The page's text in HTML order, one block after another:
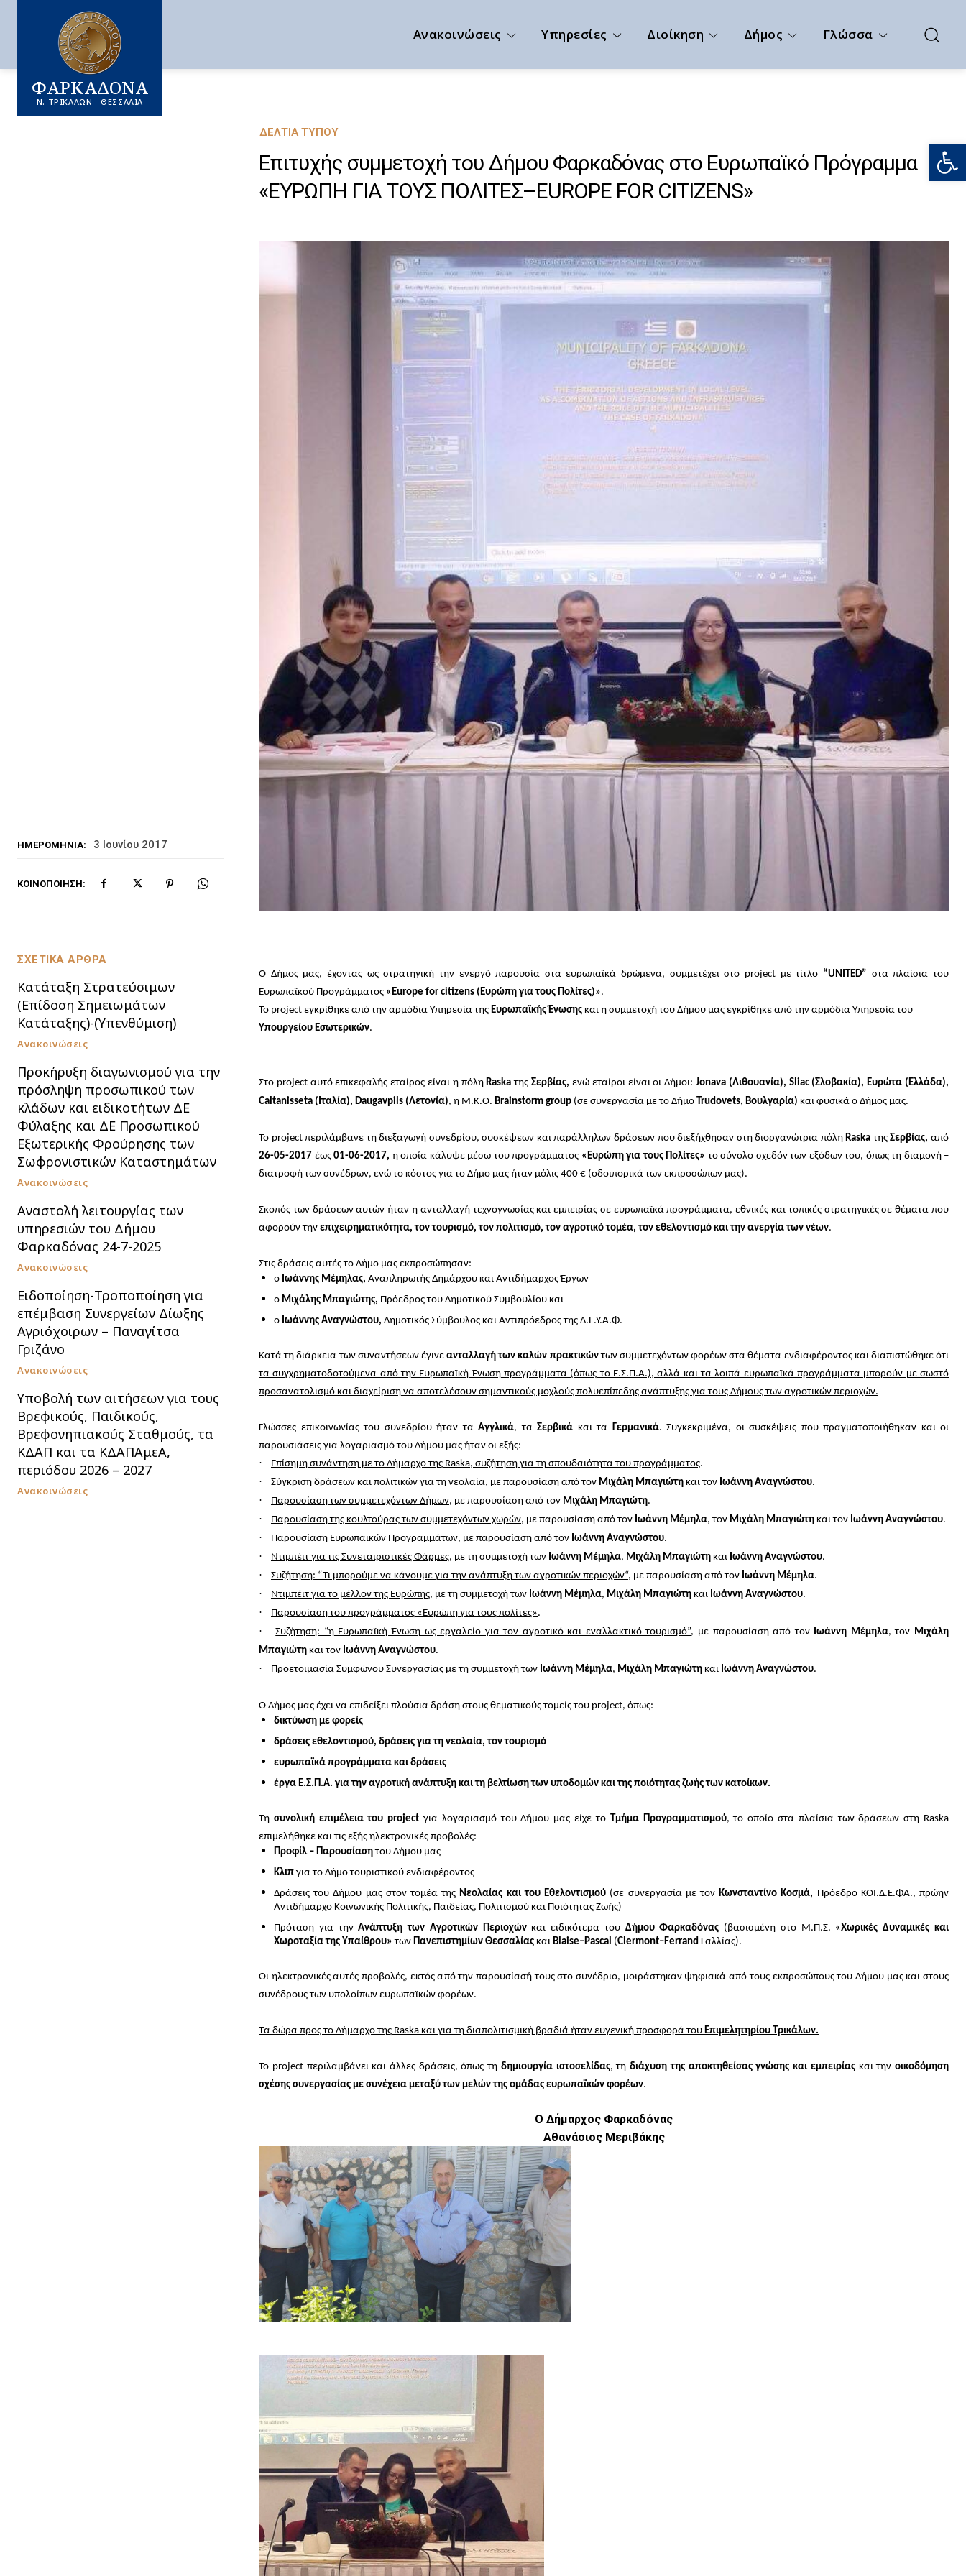
ΦΑΡΚΑΔΟΝΑ
Ν. ΤΡΙΚΑΛΩΝ - ΘΕΣΣΑΛΙΑ
Ανακοινώσεις Υπηρεσίες Διοίκηση Δήμος Γλώσσα
ΗΜΕΡΟΜΗΝΊΑ: 3 Ιουνίου 2017
ΚΟΙΝΟΠΟΊΗΣΗ:
ΔΕΛΤΊΑ ΤΎΠΟΥ
Επιτυχής συμμετοχή του Δήμου Φαρκαδόνας στο Ευρωπαϊκό Πρόγραμμα
«ΕΥΡΩΠΗ ΓΙΑ ΤΟΥΣ ΠΟΛΙΤΕΣ–EUROPE FOR CITIZENS»
ΣΧΕΤΙΚΑ ΑΡΘΡΑ
Κατάταξη Στρατεύσιμων
(Επίδοση Σημειωμάτων
Κατάταξης)-(Υπενθύμιση)
Ανακοινώσεις
Προκήρυξη διαγωνισμού για την
πρόσληψη προσωπικού των
κλάδων και ειδικοτήτων ΔΕ
Φύλαξης και ΔΕ Προσωπικού
Εξωτερικής Φρούρησης των
Σωφρονιστικών Καταστημάτων
Ανακοινώσεις
Αναστολή λειτουργίας των
υπηρεσιών του Δήμου
Φαρκαδόνας 24-7-2025
Ανακοινώσεις
Ειδοποίηση-Τροποποίηση για
επέμβαση Συνεργείων Δίωξης
Αγριόχοιρων – Παναγίτσα
Γριζάνο
Ανακοινώσεις
Υποβολή των αιτήσεων για τους
Βρεφικούς, Παιδικούς,
Βρεφονηπιακούς Σταθμούς, τα
ΚΔΑΠ και τα ΚΔΑΠΑμεΑ,
περιόδου 2026 – 2027
Ανακοινώσεις
Ο Δήμος μας, έχοντας ως στρατηγική την ενεργό παρουσία στα ευρωπαϊκά δρώμενα, συμμετέχει στο project με τίτλο “UNITED” στα πλαίσια του
Ευρωπαϊκού Προγράμματος « Europe for citizens (Ευρώπη για τους Πολίτες)».
Το project εγκρίθηκε από την αρμόδια Υπηρεσία της Ευρωπαϊκής Ένωσης και η συμμετοχή του Δήμου μας εγκρίθηκε από την αρμόδια Υπηρεσία του
Υπουργείου Εσωτερικών.
Στο projectαυτό επικεφαλής εταίρος είναι η πόλη RaskaτηςΣερβίας, ενώ εταίροι είναι οι Δήμοι: Jonava (Λιθουανία), Sliac (Σλοβακία), Ευρώτα (Ελλάδα),
Caltanisseta (Ιταλία), Daugavpils (Λετονία), η Μ.Κ.Ο. Brainstorm group (σε συνεργασία με το Δήμο Trudovets, Βουλγαρία) και φυσικά ο Δήμος μας.
Το projectπεριλάμβανε τη διεξαγωγή συνεδρίου, συσκέψεων και παράλληλων δράσεων που διεξήχθησαν στη διοργανώτρια πόλη Raska τηςΣερβίας,από
26-05-2017 έως 01-06-2017, η οποία κάλυψε μέσω του προγράμματος «Ευρώπη για τους Πολίτες»το σύνολο σχεδόν των εξόδων του, όπως τη διαμονή –
διατροφή των συνέδρων, ενώ το κόστος για το Δήμο μας ήταν μόλις 400 € (οδοιπορικά των εκπροσώπων μας).
Σκοπός των δράσεων αυτών ήταν η ανταλλαγή τεχνογνωσίας και εμπειρίας σε ευρωπαϊκά προγράμματα, εθνικές και τοπικές στρατηγικές σε θέματα που
αφορούν την επιχειρηματικότητα, τον τουρισμό, τον πολιτισμό, τον αγροτικό τομέα, τον εθελοντισμό και την ανεργία των νέων.
Στις δράσεις αυτές το Δήμο μας εκπροσώπησαν:
ο Ιωάννης Μέμηλας, Αναπληρωτής Δημάρχου και Αντιδήμαρχος Έργων
ο Μιχάλης Μπαγιώτης, Πρόεδρος του Δημοτικού Συμβουλίου και
ο Ιωάννης Αναγνώστου, Δημοτικός Σύμβουλος και Αντιπρόεδρος της Δ.Ε.Υ.Α.Φ.
Κατά τη διάρκεια των συναντήσεων έγινε ανταλλαγή των καλών πρακτικώντων συμμετεχόντων φορέων στα θέματα ενδιαφέροντος και διαπιστώθηκε ότι
τα συγχρηματοδοτούμενα από την Ευρωπαϊκή Ένωση προγράμματα (όπως το Ε.Σ.Π.Α.), αλλά και τα λοιπά ευρωπαϊκά προγράμματα μπορούν με σωστό
προσανατολισμό και διαχείριση να αποτελέσουν σημαντικούς μοχλούς πολυεπίπεδης ανάπτυξης για τους Δήμους των αγροτικών περιοχών.
Γλώσσες επικοινωνίας του συνεδρίου ήταν τα Αγγλικά, τα Σερβικά και τα Γερμανικά. Συγκεκριμένα, οι συσκέψεις που πραγματοποιήθηκαν και οι
παρουσιάσεις για λογαριασμό του Δήμου μας ήταν οι εξής:
· Επίσημη συνάντηση με το Δήμαρχο της Raska, συζήτηση για τη σπουδαιότητα του προγράμματος.
· Σύγκριση δράσεων και πολιτικών για τη νεολαία, με παρουσίαση από τον Μιχάλη Μπαγιώτη και τον Ιωάννη Αναγνώστου.
· Παρουσίαση των συμμετεχόντων Δήμων, με παρουσίαση από τον Μιχάλη Μπαγιώτη.
· Παρουσίαση της κουλτούρας των συμμετεχόντων χωρών, με παρουσίαση από τον Ιωάννη Μέμηλα, τον Μιχάλη Μπαγιώτη και τον Ιωάννη Αναγνώστου.
· Παρουσίαση Ευρωπαϊκών Προγραμμάτων, με παρουσίαση από τον Ιωάννη Αναγνώστου.
· Ντιμπέιτ για τις Συνεταιριστικές Φάρμες, με τη συμμετοχή των Ιωάννη Μέμηλα, Μιχάλη Μπαγιώτη και Ιωάννη Αναγνώστου.
· Συζήτηση: “Τι μπορούμε να κάνουμε για την ανάπτυξη των αγροτικών περιοχών“, με παρουσίαση από τον Ιωάννη Μέμηλα.
· Ντιμπέιτ για το μέλλον της Ευρώπης, με τη συμμετοχή των Ιωάννη Μέμηλα, Μιχάλη Μπαγιώτη και Ιωάννη Αναγνώστου.
· Παρουσίαση του προγράμματος «Ευρώπη για τους πολίτες».
· Συζήτηση: “η Ευρωπαϊκή Ένωση ως εργαλείο για τον αγροτικό και εναλλακτικό τουρισμό”, με παρουσίαση από τον Ιωάννη Μέμηλα, τον Μιχάλη
Μπαγιώτη και τον Ιωάννη Αναγνώστου.
· Προετοιμασία Συμφώνου Συνεργασίας με τη συμμετοχή των Ιωάννη Μέμηλα, Μιχάλη Μπαγιώτη και Ιωάννη Αναγνώστου.
Ο Δήμος μας έχει να επιδείξει πλούσια δράση στους θεματικούς τομείς του project, όπως:
δικτύωση με φορείς
δράσεις εθελοντισμού, δράσεις για τη νεολαία, τον τουρισμό
ευρωπαϊκά προγράμματα και δράσεις
έργα Ε.Σ.Π.Α. για την αγροτική ανάπτυξη και τη βελτίωση των υποδομών και της ποιότητας ζωής των κατοίκων.
Τη συνολική επιμέλεια τουproject για λογαριασμό του Δήμου μας είχε το Τμήμα Προγραμματισμού, το οποίο στα πλαίσια των δράσεων στη Raska
επιμελήθηκε και τις εξής ηλεκτρονικές προβολές:
Προφίλ – Παρουσίασητου Δήμου μας
Κλιπ για το Δήμο τουριστικού ενδιαφέροντος
Δράσεις του Δήμου μας στον τομέα της Νεολαίας και του Εθελοντισμού (σε συνεργασία με τον Κωνσταντίνο Κοσμά, Πρόεδρο ΚΟΙ.Δ.Ε.ΦΑ., πρώην
Αντιδήμαρχο Κοινωνικής Πολιτικής, Παιδείας, Πολιτισμού και Ποιότητας Ζωής)
Πρόταση για τηνΑνάπτυξη των Αγροτικών Περιοχώνκαι ειδικότερα του Δήμου Φαρκαδόνας (βασισμένη στο Μ.Π.Σ. «Χωρικές Δυναμικές και
Χωροταξία της Υπαίθρου» των Πανεπιστημίων Θεσσαλίας και Blaise–Pascal (Clermont–Ferrand Γαλλίας).
Οι ηλεκτρονικές αυτές προβολές, εκτός από την παρουσίασή τους στο συνέδριο, μοιράστηκαν ψηφιακά από τους εκπροσώπους του Δήμου μας και στους
συνέδρους των υπολοίπων ευρωπαϊκών φορέων.
Τα δώρα προς το Δήμαρχο της Raska και για τη διαπολιτισμική βραδιά ήταν ευγενική προσφορά του Επιμελητηρίου Τρικάλων.
Το project περιλαμβάνει και άλλες δράσεις, όπως τη δημιουργία ιστοσελίδας, τηδιάχυση της αποκτηθείσας γνώσης και εμπειρίαςκαι τηνοικοδόμηση
σχέσης συνεργασίας με συνέχεια μεταξύ των μελών της ομάδας ευρωπαϊκών φορέων.
Ο Δήμαρχος Φαρκαδόνας
Αθανάσιος Μεριβάκης